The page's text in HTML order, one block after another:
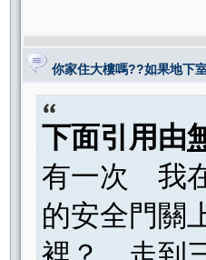
你家住大樓嗎??如果地下
下面引用由
有一次 我
的安全門關